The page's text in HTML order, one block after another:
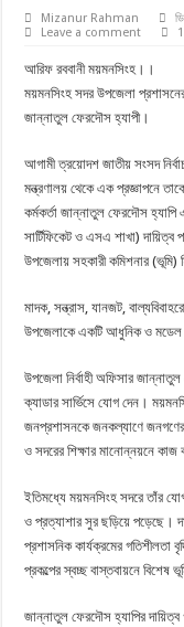
Mizanur Rahman
Leave a comment
আরিফ রববানী ময়মনসিংহ।।
ময়মনসিংহ সদর উপজেলা
জান্নাতুল ফেরদৌস হ্যাপী।
আগামী ত্রয়োদশ জাতীয় সংসদ
মন্ত্রণালয় থেকে এক প্রজ্ঞাপনে
কর্মকর্তা জান্নাতুল ফেরদৌস
সার্টিফিকেট ও এসএ শাখা)
উপজেলায় সহকারী কমিশনার (ভূমি)
মাদক, সন্ত্রাস, যানজট,
উপজেলাকে একটি আধুনিক ও মডেল
উপজেলা নির্বাহী অফিসার
ক্যাডার সার্ভিসে যোগ দেন।
জনপ্রশাসনকে জনকল্যাণে
ও সদরের শিক্ষার মানোন্নয়নে
ইতিমধ্যে ময়মনসিংহ সদরে তাঁর
ও প্রত্যাশার সুর ছড়িয়ে পড়েছে।
প্রশাসনিক কার্যক্রমের গতিশীলতা
প্রকল্পের স্বচ্ছ বাস্তবায়নে বিশেষ
জান্নাতুল ফেরদৌস হ্যাপির দায়িত্ব